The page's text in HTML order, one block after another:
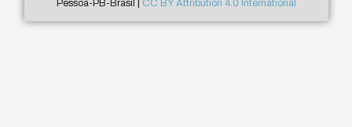
Pessoa-PB-Brasil | CC BY Attribution 4.0 International